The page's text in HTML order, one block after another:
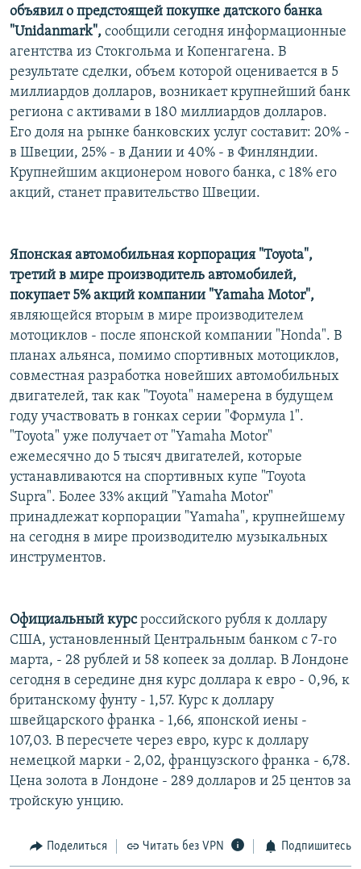
объявил о предстоящей покупке датского банка
"Unidanmark", сообщили сегодня информационные
агентства из Стокгольма и Копенгагена. В
результате сделки, объем которой оценивается в 5
миллиардов долларов, возникает крупнейший банк
региона с активами в 180 миллиардов долларов.
Его доля на рынке банковских услуг составит: 20% -
в Швеции, 25% - в Дании и 40% - в Финляндии.
Крупнейшим акционером нового банка, с 18% его
акций, станет правительство Швеции.
Японская автомобильная корпорация "Toyota",
третий в мире производитель автомобилей,
покупает 5% акций компании "Yamaha Motor",
являющейся вторым в мире производителем
мотоциклов - после японской компании "Honda". В
планах альянса, помимо спортивных мотоциклов,
совместная разработка новейших автомобильных
двигателей, так как "Toyota" намерена в будущем
году участвовать в гонках серии "Формула 1".
"Toyota" уже получает от "Yamaha Motor"
ежемесячно до 5 тысяч двигателей, которые
устанавливаются на спортивных купе "Toyota
Supra". Более 33% акций "Yamaha Motor"
принадлежат корпорации "Yamaha", крупнейшему
на сегодня в мире производителю музыкальных
инструментов.
Официальный курсроссийского рубля к доллару
США, установленный Центральным банком с 7-го
марта, - 28 рублей и 58 копеек за доллар. В Лондоне
сегодня в середине дня курс доллара к евро - 0,96, к
британскому фунту - 1,57. Курс к доллару
швейцарского франка - 1,66, японской иены -
107,03. В пересчете через евро, курс к доллару
немецкой марки - 2,02, французского франка - 6,78.
Цена золота в Лондоне - 289 долларов и 25 центов за
тройскую унцию.
Поделиться Читать без VPN Подпишитесь